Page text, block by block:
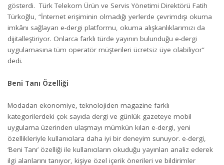
gösterdi. Türk Telekom Ürün ve Servis Yönetimi Direktörü Fatih
Türkoğlu, “İnternet erişiminin olmadığı yerlerde çevrimdışı okuma
imkânı sağlayan e-dergi platformu, okuma alışkanlıklarımızı da
dijitalleştiriyor. Onlarca farklı türde yayının bulunduğu e-dergi
uygulamasına tüm operatör müşterileri ücretsiz üye olabiliyor”
dedi.
Beni Tanı Özelliği
Modadan ekonomiye, teknolojiden magazine farklı
kategorilerdeki çok sayıda dergi ve günlük gazeteye mobil
uygulama üzerinden ulaşmayı mümkün kılan e-dergi, yeni
özellikleriyle kullanıcılara daha iyi bir deneyim sunuyor. e-dergi,
‘Beni Tanı’ özelliği ile kullanıcıların okuduğu yayınları analiz ederek
ilgi alanlarını tanıyor, kişiye özel içerik önerileri ve bildirimler